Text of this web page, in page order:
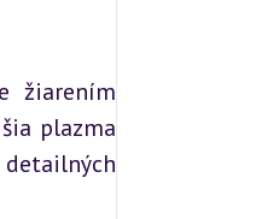
žiarením
plazma